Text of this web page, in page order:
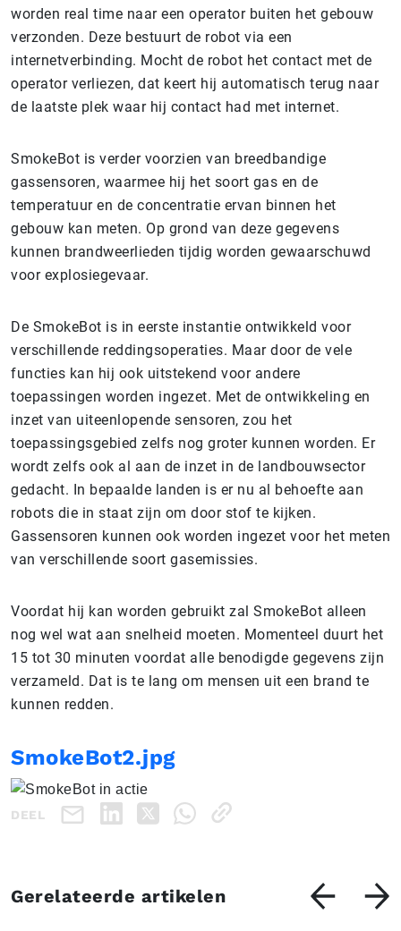
worden real time naar een operator buiten het gebouw
verzonden. Deze bestuurt de robot via een
internetverbinding. Mocht de robot het contact met de
operator verliezen, dat keert hij automatisch terug naar
de laatste plek waar hij contact had met internet.
SmokeBot is verder voorzien van breedbandige
gassensoren, waarmee hij het soort gas en de
temperatuur en de concentratie ervan binnen het
gebouw kan meten. Op grond van deze gegevens
kunnen brandweerlieden tijdig worden gewaarschuwd
voor explosiegevaar.
De SmokeBot is in eerste instantie ontwikkeld voor
verschillende reddingsoperaties. Maar door de vele
functies kan hij ook uitstekend voor andere
toepassingen worden ingezet. Met de ontwikkeling en
inzet van uiteenlopende sensoren, zou het
toepassingsgebied zelfs nog groter kunnen worden. Er
wordt zelfs ook al aan de inzet in de landbouwsector
gedacht. In bepaalde landen is er nu al behoefte aan
robots die in staat zijn om door stof te kijken.
Gassensoren kunnen ook worden ingezet voor het meten
van verschillende soort gasemissies.
Voordat hij kan worden gebruikt zal SmokeBot alleen
nog wel wat aan snelheid moeten. Momenteel duurt het
15 tot 30 minuten voordat alle benodigde gegevens zijn
verzameld. Dat is te lang om mensen uit een brand te
kunnen redden.
SmokeBot2.jpg
DEEL
Gerelateerde artikelen